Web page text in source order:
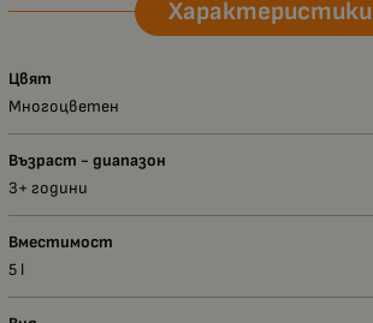
Характеристики
Цвят
Многоцветен
Възраст - диапазон
3+ години
Вместимост
5 l